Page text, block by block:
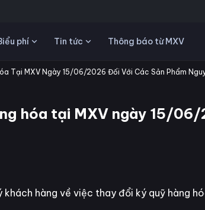
phí Tin tức Thông báo từ MXV
Tại MXV Ngày 15/06/2026 Đối Với Các Sản Phẩm
hóa tại MXV ngày 15/
hàng về việc thay đổi ký quỹ hàng